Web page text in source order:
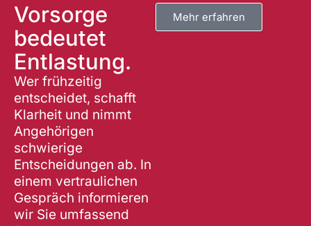
Vorsorge
bedeutet
Entlastung.
Wer frühzeitig
entscheidet, schafft
Klarheit und nimmt
Angehörigen
schwierige
Entscheidungen ab. In
einem vertraulichen
Gespräch informieren
wir Sie umfassend
Mehr erfahren